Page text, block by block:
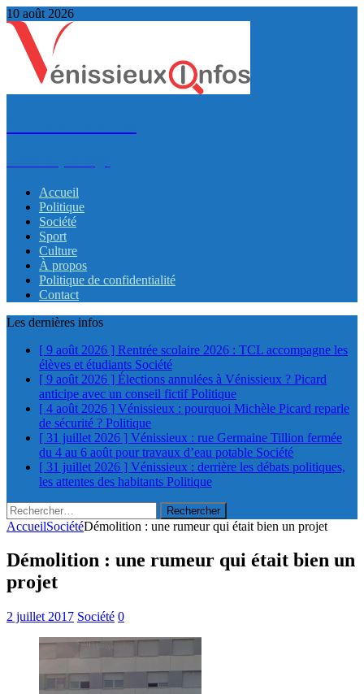
10 août 2026
Accueil
Politique
Société
Sport
Culture
À propos
Politique de confidentialité
Contact
Les dernières infos
[ 9 août 2026 ] Rentrée scolaire 2026 : TCL accompagne les
élèves et étudiants Société
[ 9 août 2026 ] Élections annulées à Vénissieux ? Picard
anticipe avec un conseil fictifPolitique
[ 4 août 2026 ] Vénissieux : pourquoi Michèle Picard reparle
de sécurité ? Politique
[ 31 juillet 2026 ] Vénissieux : rue Germaine Tillion fermée
du 4 au 6 août pour travaux d’eau potable Société
[ 31 juillet 2026 ] Vénissieux : derrière les débats politiques,
les attentes des habitants Politique
Rechercher :
AccueilSociétéDémolition : une rumeur qui était bien un projet
Démolition : une rumeur qui était bien un
projet
2 juillet 2017 Société 0